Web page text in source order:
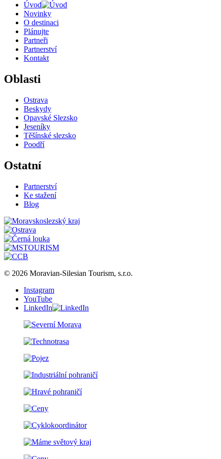
Úvod
Novinky
O destinaci
Plánujte
Partneři
Partnerství
Kontakt
Oblasti
Ostrava
Beskydy
Opavské Slezsko
Jeseníky
Těšínské slezsko
Poodří
Ostatní
Partnerství
Ke stažení
Blog
© 2026 Moravian-Silesian Tourism, s.r.o.
Instagram
YouTube
LinkedIn